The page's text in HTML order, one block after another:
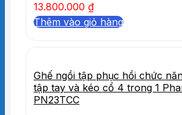
13.800.000 ₫
Thêm vào giỏ hàng
Ghế ngồi tập phục hồi chức
tập tay và kéo cổ 4 trong 1
PN23TCC